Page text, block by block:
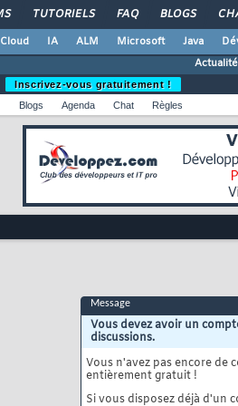
TUTORIELS FAQ BLOGS
Cloud IA ALM Microsoft Java
Inscrivez-vous gratuitement !
Blogs Agenda Chat Règles
Message
Vous devez avoir un
discussions.
Vous n'avez pas encore de
entièrement gratuit !
Si vous disposez déjà d'un